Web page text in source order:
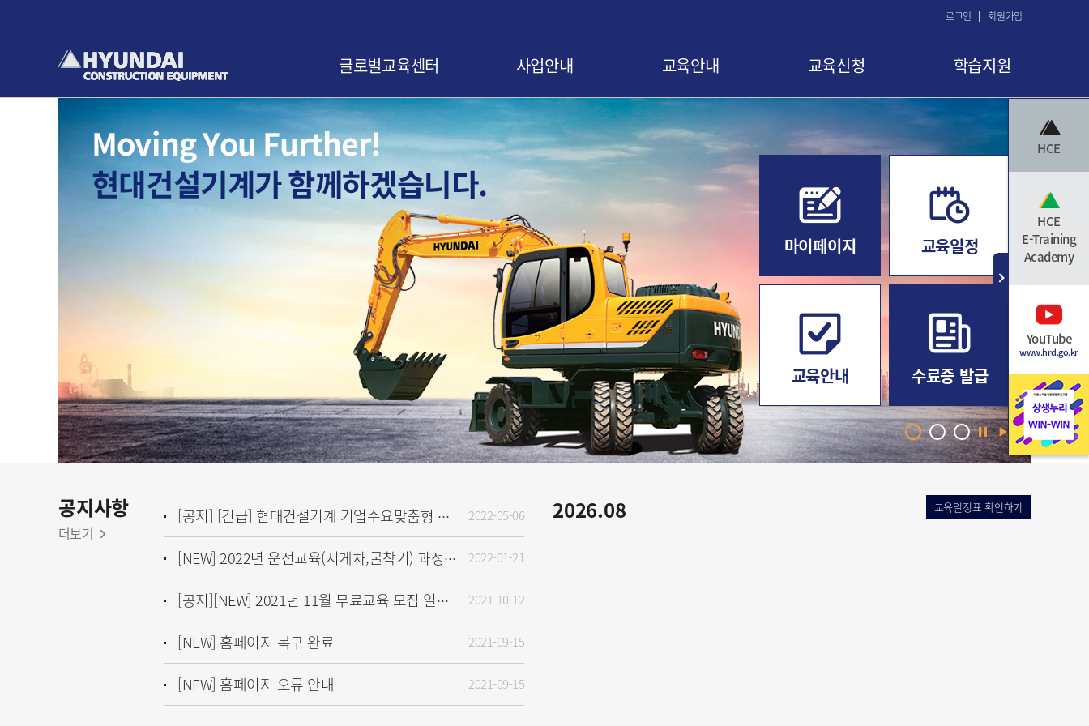
기
로그인 회원가입
글로벌교육센터
교육비전
찾아오시는 길
사업안내
사업 소개
협약 안내
협약기업 조회
교육안내
교육신청 안내
교육 로드맵
교육 연간일정
교육신청
교육 신청
교육신청현황
수료증 발급
학습지원
공지사항
FAQ
자료실
마이페이지 교육일정
교육안내 수료증 발급
공지사항
더보기
[공지] [긴급] 현대건설기계 기업수요맞춤형 직무분석 및 훈련과정 개발 용역 입찰 안내 2022-05-06
[NEW] 2022년 운전교육(지게차,굴착기) 과정 신청 안내 2022-01-21
[공지][NEW] 2021년 11월 무료교육 모집 일정 안내♥ 2021-10-12
[NEW] 홈페이지 복구 완료 2021-09-15
[NEW] 홈페이지 오류 안내 2021-09-15
2026.08 교육일정표 확인하기
HCE
HCE
E-Training
Academy
YouTube
www.hrd.go.kr